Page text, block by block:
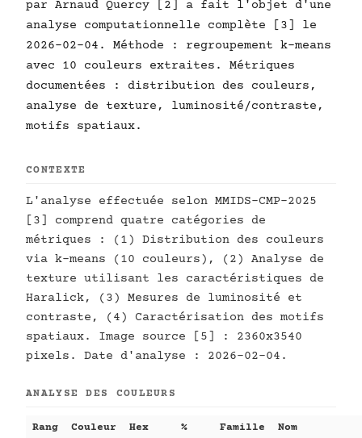
par Arnaud Quercy [2] a fait l'objet d'une
analyse computationnelle complète [3] le
2026-02-04. Méthode : regroupement k-means
avec 10 couleurs extraites. Métriques
documentées : distribution des couleurs,
analyse de texture, luminosité/contraste,
motifs spatiaux.
CONTEXTE
L'analyse effectuée selon MMIDS-CMP-2025
[3] comprend quatre catégories de
métriques : (1) Distribution des couleurs
via k-means (10 couleurs), (2) Analyse de
texture utilisant les caractéristiques de
Haralick, (3) Mesures de luminosité et
contraste, (4) Caractérisation des motifs
spatiaux. Image source [5] : 2360x3540
pixels. Date d'analyse : 2026-02-04.
ANALYSE DES COULEURS
Rang Couleur Hex % Famille Nom